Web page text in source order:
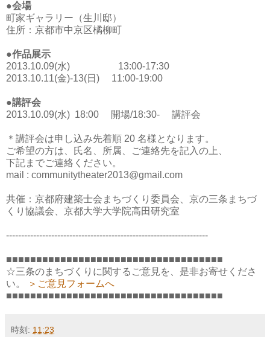
●会場
町家ギャラリー（生川邸）
住所：京都市中京区橘柳町
●作品展示
2013.10.09(水) 13:00-17:30
2013.10.11(金)-13(日) 11:00-19:00
●講評会
2013.10.09(水) 18:00 開場/18:30- 講評会
＊講評会は申し込み先着順 20 名様となります。
ご希望の方は、氏名、所属、ご連絡先を記入の上、
下記までご連絡ください。
mail : communitytheater2013@gmail.com
共催：京都府建築士会まちづくり委員会、京の三条まちづ
くり協議会、京都大学大学院高田研究室
-------------------------------------------------------------------
■■■■■■■■■■■■■■■■■■■■■■■■■■■■■■■■■■■■
☆三条のまちづくりに関するご意見を、是非お寄せくださ
い。
＞ご意見フォームへ
■■■■■■■■■■■■■■■■■■■■■■■■■■■■■■■■■■■■
時刻: 11:23